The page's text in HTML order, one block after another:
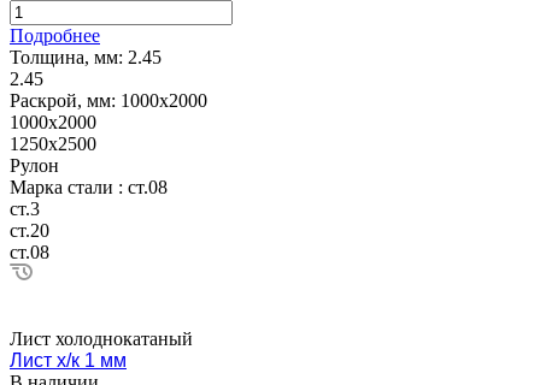
Подробнее
Толщина, мм: 2.45
2.45
Раскрой, мм: 1000х2000
1000х2000
1250х2500
Рулон
Марка стали : ст.08
ст.3
ст.20
ст.08
Лист холоднокатаный
Лист х/к 1 мм